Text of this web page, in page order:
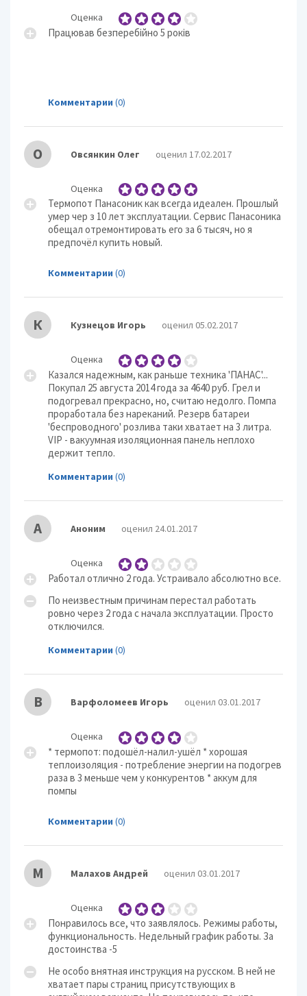
Оценка
Працював безперебійно 5 років
Комментарии (0)
О Овсянкин Олег оценил 17.02.2017
Оценка
Термопот Панасоник как всегда идеален. Прошлый
умер чер з 10 лет эксплуатации. Сервис Панасоника
обещал отремонтировать его за 6 тысяч, но я
предпочёл купить новый.
Комментарии (0)
К Кузнецов Игорь оценил 05.02.2017
Оценка
Казался надежным, как раньше техника 'ПАНАС'...
Покупал 25 августа 2014 года за 4640 руб. Грел и
подогревал прекрасно, но, считаю недолго. Помпа
проработала без нареканий. Резерв батареи
'беспроводного' розлива таки хватает на 3 литра.
VIP - вакуумная изоляционная панель неплохо
держит тепло.
Комментарии (0)
А Аноним оценил 24.01.2017
Оценка
Работал отлично 2 года. Устраивало абсолютно все.
По неизвестным причинам перестал работать
ровно через 2 года с начала эксплуатации. Просто
отключился.
Комментарии (0)
В Варфоломеев Игорь оценил 03.01.2017
Оценка
* термопот: подошёл-налил-ушёл * хорошая
теплоизоляция - потребление энергии на подогрев
раза в 3 меньше чем у конкурентов * аккум для
помпы
Комментарии (0)
М Малахов Андрей оценил 03.01.2017
Оценка
Понравилось все, что заявлялось. Режимы работы,
функциональность. Недельный график работы. За
достоинства -5
Не особо внятная инструкция на русском. В ней не
хватает пары страниц присутствующих в